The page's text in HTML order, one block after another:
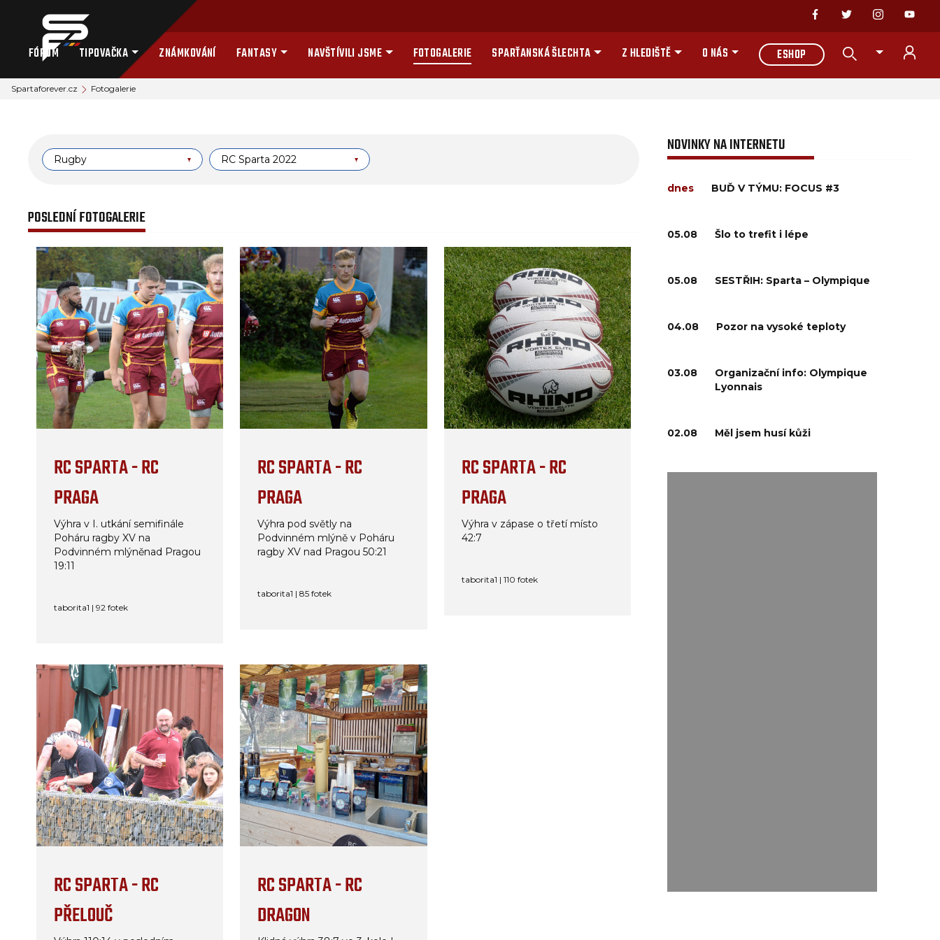
FÓRUM TIPOVAČKA ZNÁMKOVÁNÍ FANTASY NAVŠTÍVILI JSME FOTOGALERIE SPARŤANSKÁ ŠLECHTA Z HLEDIŠTĚ O NÁS ESHOP
Spartaforever.cz Fotogalerie
Rugby RC Sparta 2022
POSLEDNÍ FOTOGALERIE
RC SPARTA - RC
PRAGA
Výhra v I. utkání semifinále
Poháru ragby XV na
Podvinném mlýněnad Pragou
19:11
taborita1 | 92 fotek
RC SPARTA - RC
PRAGA
Výhra pod světly na
Podvinném mlýně v Poháru
ragby XV nad Pragou 50:21
taborita1 | 85 fotek
RC SPARTA - RC
PRAGA
Výhra v zápase o třetí místo
42:7
taborita1 | 110 fotek
RC SPARTA - RC
PŘELOUČ
RC SPARTA - RC
DRAGON
NOVINKY NA INTERNETU
dnes BUĎ V TÝMU: FOCUS #3
05.08 Šlo to trefit i lépe
05.08 SESTŘIH: Sparta – Olympique
04.08 Pozor na vysoké teploty
03.08
Organizační info: Olympique
Lyonnais
02.08 Měl jsem husí kůži